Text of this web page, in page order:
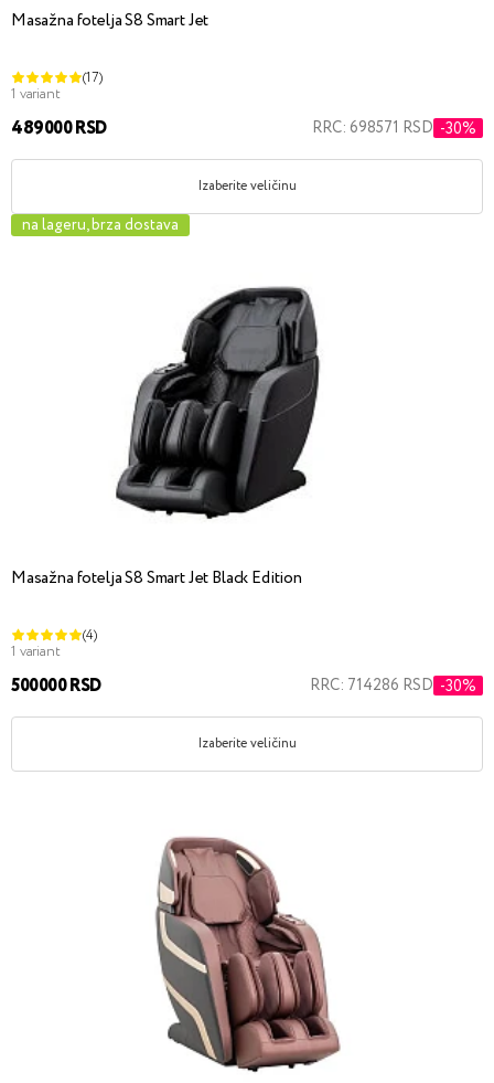
Masažna fotelja S8 Smart Jet
(17)
1 variant
489000 RSD RRC: 698571 RSD -30%
Izaberite veličinu
na lageru, brza dostava
Masažna fotelja S8 Smart Jet Black Edition
(4)
1 variant
500000 RSD RRC: 714286 RSD -30%
Izaberite veličinu